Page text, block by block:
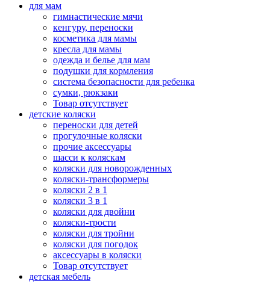
для мам
гимнастические мячи
кенгуру, переноски
косметика для мамы
кресла для мамы
одежда и белье для мам
подушки для кормления
система безопасности для ребенка
сумки, рюкзаки
Товар отсутствует
детские коляски
переноски для детей
прогулочные коляски
прочие аксессуары
шасси к коляскам
коляски для новорожденных
коляски-трансформеры
коляски 2 в 1
коляски 3 в 1
коляски для двойни
коляски-трости
коляски для тройни
коляски для погодок
аксессуары в коляски
Товар отсутствует
детская мебель